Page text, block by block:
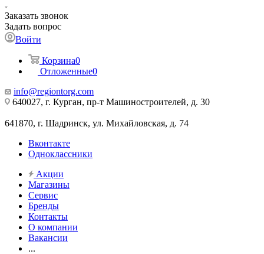
Заказать звонок
Задать вопрос
Войти
Корзина0
Отложенные0
info@regiontorg.com
640027, г. Курган, пр-т Машиностроителей, д. 30
641870, г. Шадринск, ул. Михайловская, д. 74
Вконтакте
Одноклассники
Акции
Магазины
Сервис
Бренды
Контакты
О компании
Вакансии
...